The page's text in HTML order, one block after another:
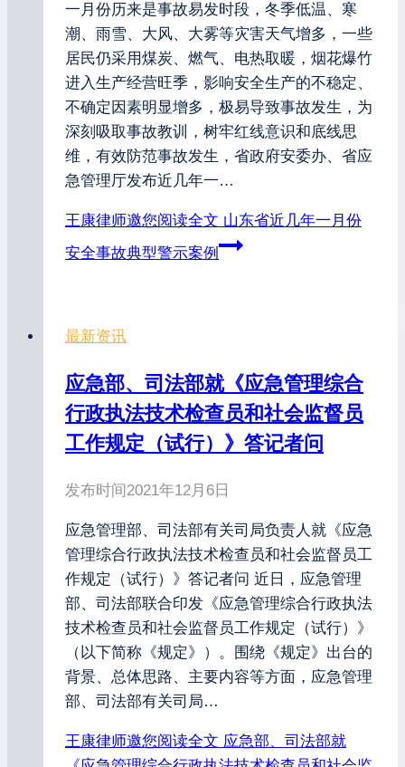
一月份历来是事故易发时段，冬季低温、寒
潮、雨雪、大风、大雾等灾害天气增多，一些
居民仍采用煤炭、燃气、电热取暖，烟花爆竹
进入生产经营旺季，影响安全生产的不稳定、
不确定因素明显增多，极易导致事故发生，为
深刻吸取事故教训，树牢红线意识和底线思
维，有效防范事故发生，省政府安委办、省应
急管理厅发布近几年一…
王康律师邀您阅读全文 山东省近几年一月份
安全事故典型警示案例
最新资讯
应急部、司法部就《应急管理综合
行政执法技术检查员和社会监督员
工作规定（试行）》答记者问
发布时间2021年12月6日
应急管理部、司法部有关司局负责人就《应急
管理综合行政执法技术检查员和社会监督员工
作规定（试行）》答记者问 近日，应急管理
部、司法部联合印发《应急管理综合行政执法
技术检查员和社会监督员工作规定（试行）》
（以下简称《规定》）。围绕《规定》出台的
背景、总体思路、主要内容等方面，应急管理
部、司法部有关司局…
王康律师邀您阅读全文 应急部、司法部就